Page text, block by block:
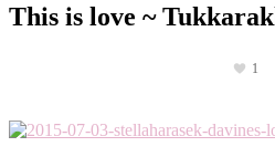
This is love ~
1